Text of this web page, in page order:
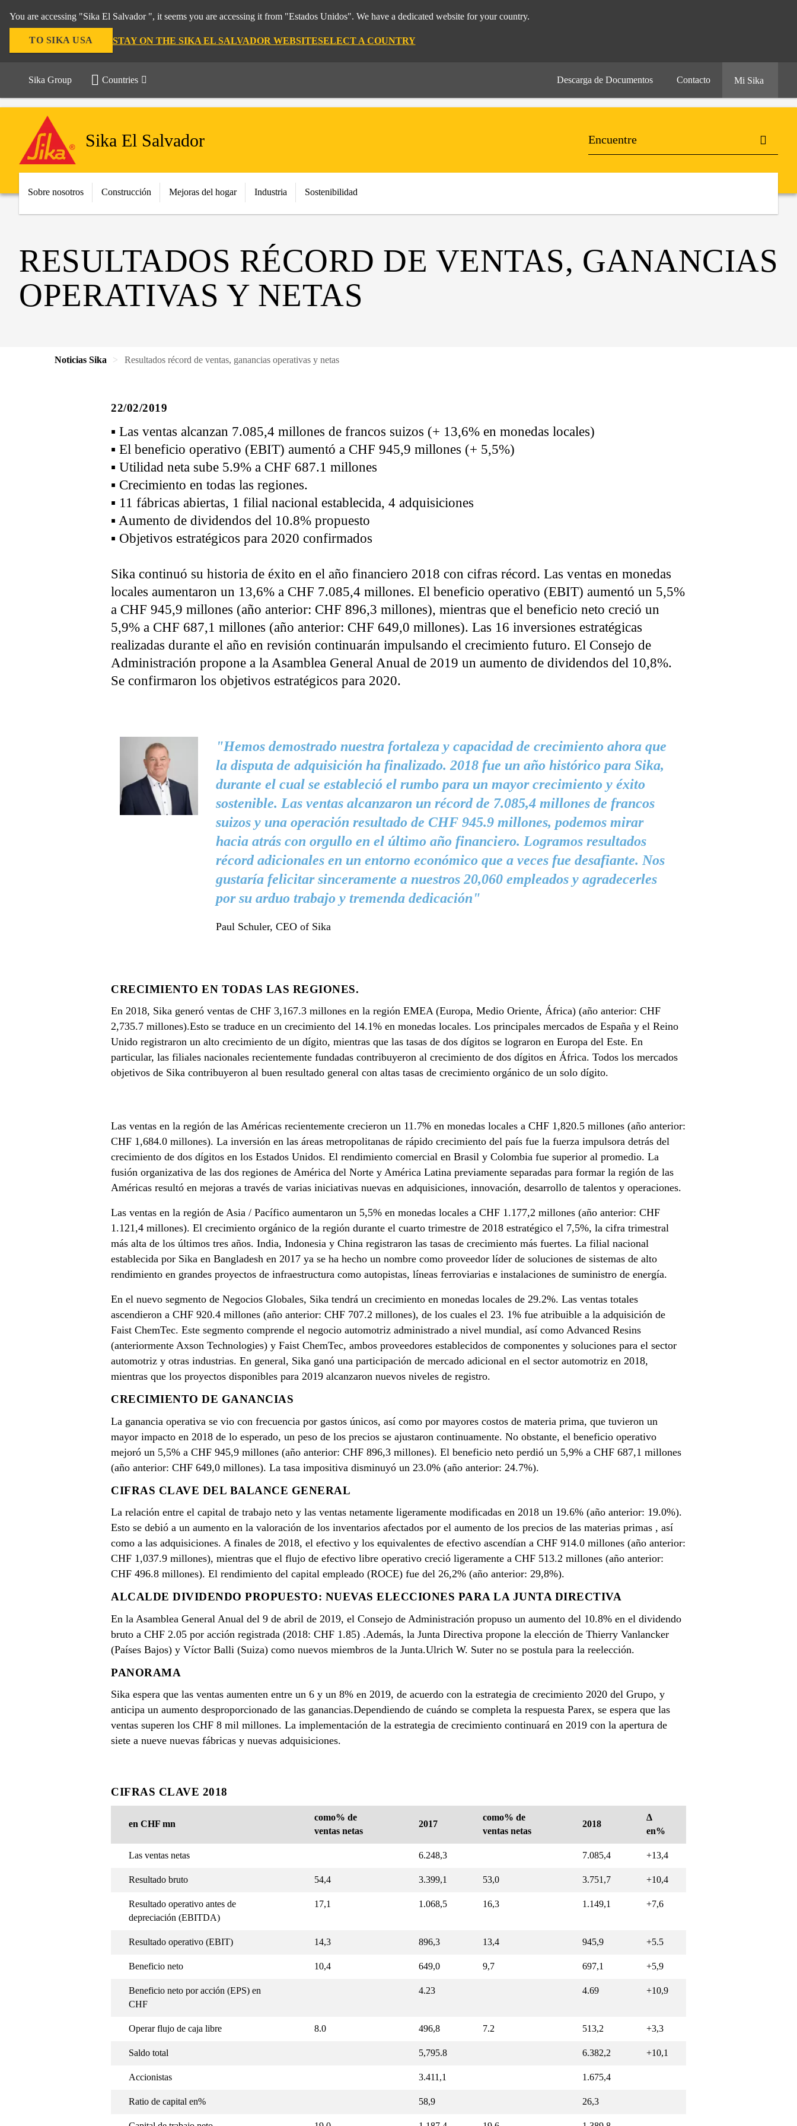
You are accessing "Sika El Salvador ", it seems you are accessing it from "Estados Unidos". We have a dedicated website for your country.
TO SIKA USA STAY ON THE SIKA EL SALVADOR WEBSITESELECT A COUNTRY
Sika Group Countries Descarga de Documentos Contacto Mi Sika
Sika El Salvador
Sobre nosotros Construcción Mejoras del hogar Industria Sostenibilidad
RESULTADOS RÉCORD DE VENTAS, GANANCIAS
OPERATIVAS Y NETAS
Noticias Sika Resultados récord de ventas, ganancias operativas y netas
22/02/2019
▪ Las ventas alcanzan 7.085,4 millones de francos suizos (+ 13,6% en monedas locales)
▪ El beneficio operativo (EBIT) aumentó a CHF 945,9 millones (+ 5,5%)
▪ Utilidad neta sube 5.9% a CHF 687.1 millones
▪ Crecimiento en todas las regiones.
▪ 11 fábricas abiertas, 1 filial nacional establecida, 4 adquisiciones
▪ Aumento de dividendos del 10.8% propuesto
▪ Objetivos estratégicos para 2020 confirmados
Sika continuó su historia de éxito en el año financiero 2018 con cifras récord. Las ventas en monedas
locales aumentaron un 13,6% a CHF 7.085,4 millones. El beneficio operativo (EBIT) aumentó un 5,5%
a CHF 945,9 millones (año anterior: CHF 896,3 millones), mientras que el beneficio neto creció un
5,9% a CHF 687,1 millones (año anterior: CHF 649,0 millones). Las 16 inversiones estratégicas
realizadas durante el año en revisión continuarán impulsando el crecimiento futuro. El Consejo de
Administración propone a la Asamblea General Anual de 2019 un aumento de dividendos del 10,8%.
Se confirmaron los objetivos estratégicos para 2020.
"Hemos demostrado nuestra fortaleza y capacidad de crecimiento ahora que
la disputa de adquisición ha finalizado. 2018 fue un año histórico para Sika,
durante el cual se estableció el rumbo para un mayor crecimiento y éxito
sostenible. Las ventas alcanzaron un récord de 7.085,4 millones de francos
suizos y una operación resultado de CHF 945.9 millones, podemos mirar
hacia atrás con orgullo en el último año financiero. Logramos resultados
récord adicionales en un entorno económico que a veces fue desafiante. Nos
gustaría felicitar sinceramente a nuestros 20,060 empleados y agradecerles
por su arduo trabajo y tremenda dedicación"
Paul Schuler, CEO of Sika
CRECIMIENTO EN TODAS LAS REGIONES.
En 2018, Sika generó ventas de CHF 3,167.3 millones en la región EMEA (Europa, Medio Oriente, África) (año anterior: CHF
2,735.7 millones).Esto se traduce en un crecimiento del 14.1% en monedas locales. Los principales mercados de España y el Reino
Unido registraron un alto crecimiento de un dígito, mientras que las tasas de dos dígitos se lograron en Europa del Este. En
particular, las filiales nacionales recientemente fundadas contribuyeron al crecimiento de dos dígitos en África. Todos los mercados
objetivos de Sika contribuyeron al buen resultado general con altas tasas de crecimiento orgánico de un solo dígito.
Las ventas en la región de las Américas recientemente crecieron un 11.7% en monedas locales a CHF 1,820.5 millones (año anterior:
CHF 1,684.0 millones). La inversión en las áreas metropolitanas de rápido crecimiento del país fue la fuerza impulsora detrás del
crecimiento de dos dígitos en los Estados Unidos. El rendimiento comercial en Brasil y Colombia fue superior al promedio. La
fusión organizativa de las dos regiones de América del Norte y América Latina previamente separadas para formar la región de las
Américas resultó en mejoras a través de varias iniciativas nuevas en adquisiciones, innovación, desarrollo de talentos y operaciones.
Las ventas en la región de Asia / Pacífico aumentaron un 5,5% en monedas locales a CHF 1.177,2 millones (año anterior: CHF
1.121,4 millones). El crecimiento orgánico de la región durante el cuarto trimestre de 2018 estratégico el 7,5%, la cifra trimestral
más alta de los últimos tres años. India, Indonesia y China registraron las tasas de crecimiento más fuertes. La filial nacional
establecida por Sika en Bangladesh en 2017 ya se ha hecho un nombre como proveedor líder de soluciones de sistemas de alto
rendimiento en grandes proyectos de infraestructura como autopistas, líneas ferroviarias e instalaciones de suministro de energía.
En el nuevo segmento de Negocios Globales, Sika tendrá un crecimiento en monedas locales de 29.2%. Las ventas totales
ascendieron a CHF 920.4 millones (año anterior: CHF 707.2 millones), de los cuales el 23. 1% fue atribuible a la adquisición de
Faist ChemTec. Este segmento comprende el negocio automotriz administrado a nivel mundial, así como Advanced Resins
(anteriormente Axson Technologies) y Faist ChemTec, ambos proveedores establecidos de componentes y soluciones para el sector
automotriz y otras industrias. En general, Sika ganó una participación de mercado adicional en el sector automotriz en 2018,
mientras que los proyectos disponibles para 2019 alcanzaron nuevos niveles de registro.
CRECIMIENTO DE GANANCIAS
La ganancia operativa se vio con frecuencia por gastos únicos, así como por mayores costos de materia prima, que tuvieron un
mayor impacto en 2018 de lo esperado, un peso de los precios se ajustaron continuamente. No obstante, el beneficio operativo
mejoró un 5,5% a CHF 945,9 millones (año anterior: CHF 896,3 millones). El beneficio neto perdió un 5,9% a CHF 687,1 millones
(año anterior: CHF 649,0 millones). La tasa impositiva disminuyó un 23.0% (año anterior: 24.7%).
CIFRAS CLAVE DEL BALANCE GENERAL
La relación entre el capital de trabajo neto y las ventas netamente ligeramente modificadas en 2018 un 19.6% (año anterior: 19.0%).
Esto se debió a un aumento en la valoración de los inventarios afectados por el aumento de los precios de las materias primas , así
como a las adquisiciones. A finales de 2018, el efectivo y los equivalentes de efectivo ascendían a CHF 914.0 millones (año anterior:
CHF 1,037.9 millones), mientras que el flujo de efectivo libre operativo creció ligeramente a CHF 513.2 millones (año anterior:
CHF 496.8 millones). El rendimiento del capital empleado (ROCE) fue del 26,2% (año anterior: 29,8%).
ALCALDE DIVIDENDO PROPUESTO: NUEVAS ELECCIONES PARA LA JUNTA DIRECTIVA
En la Asamblea General Anual del 9 de abril de 2019, el Consejo de Administración propuso un aumento del 10.8% en el dividendo
bruto a CHF 2.05 por acción registrada (2018: CHF 1.85) .Además, la Junta Directiva propone la elección de Thierry Vanlancker
(Países Bajos) y Víctor Balli (Suiza) como nuevos miembros de la Junta.Ulrich W. Suter no se postula para la reelección.
PANORAMA
Sika espera que las ventas aumenten entre un 6 y un 8% en 2019, de acuerdo con la estrategia de crecimiento 2020 del Grupo, y
anticipa un aumento desproporcionado de las ganancias.Dependiendo de cuándo se completa la respuesta Parex, se espera que las
ventas superen los CHF 8 mil millones. La implementación de la estrategia de crecimiento continuará en 2019 con la apertura de
siete a nueve nuevas fábricas y nuevas adquisiciones.
CIFRAS CLAVE 2018
en CHF mn
como% de
ventas netas
2017
como% de
ventas netas
2018
Δ
en%
Las ventas netas 6.248,3 7.085,4 +13,4
Resultado bruto 54,4 3.399,1 53,0 3.751,7 +10,4
Resultado operativo antes de
depreciación (EBITDA)
17,1 1.068,5 16,3 1.149,1 +7,6
Resultado operativo (EBIT) 14,3 896,3 13,4 945,9 +5.5
Beneficio neto 10,4 649,0 9,7 697,1 +5,9
Beneficio neto por acción (EPS) en
CHF
4.23 4.69 +10,9
Operar flujo de caja libre 8.0 496,8 7.2 513,2 +3,3
Saldo total 5,795.8 6.382,2 +10,1
Accionistas 3.411,1 1.675,4
Ratio de capital en% 58,9 26,3